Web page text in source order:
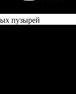
пузырей